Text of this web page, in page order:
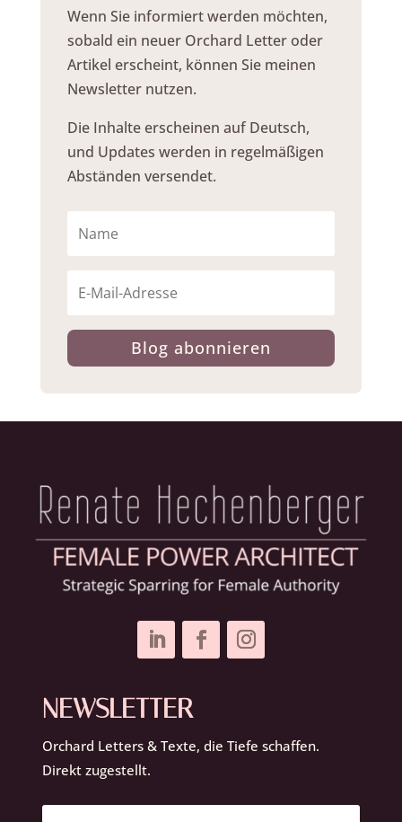
Wenn Sie informiert werden möchten,
sobald ein neuer Orchard Letter oder
Artikel erscheint, können Sie meinen
Newsletter nutzen.
Die Inhalte erscheinen auf Deutsch,
und Updates werden in regelmäßigen
Abständen versendet.
Blog abonnieren
NEWSLETTER
Orchard Letters & Texte, die Tiefe schaffen.
Direkt zugestellt.